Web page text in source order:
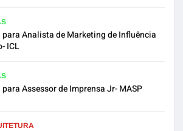
para Analista de Marketing de Influência
ICL
Assessor de Imprensa Jr- MASP